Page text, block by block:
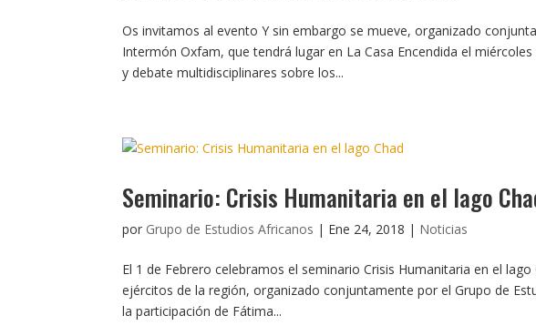
Os invitamos al evento Y sin embargo se mueve, organizado
Intermón Oxfam, que tendrá lugar en La Casa Encendida el
y debate multidisciplinares sobre los...
Seminario: Crisis Humanitaria en el lago
por Grupo de Estudios Africanos | Ene 24, 2018 | Noticias
El 1 de Febrero celebramos el seminario Crisis Humanitaria en el
ejércitos de la región, organizado conjuntamente por el Grupo de
la participación de Fátima...